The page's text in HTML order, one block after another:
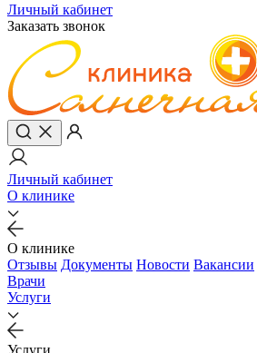
Личный кабинет
Заказать звонок
Личный кабинет
О клинике
О клинике
Отзывы Документы Новости Вакансии
Врачи
Услуги
Услуги